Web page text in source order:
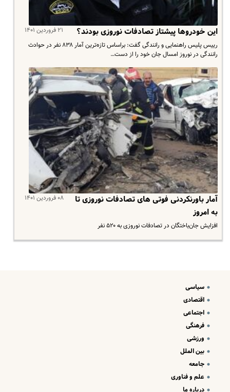
۲۱ فروردین ۱۴۰۱ این خودروها پیشتاز تصادفات نوروزی بودند؟
رییس پلیس راهنمایی و رانندگی گفت: براساس تازه‌ترین آمار ۸۳۸ نفر در حوادث
رانندگی در نوروز امسال جان خود را از دست…
۰۸ فروردین ۱۴۰۱
آمار باورنکردنی فوتی های تصادفات نوروزی تا
به امروز
افزایش جان‌باختگان در تصادفات نوروزی به ۵۲۰ نفر
سیاسی
اقتصادی
اجتماعی
فرهنگی
ورزشی
بین الملل
جامعه
علم و فناوری
درباره ما